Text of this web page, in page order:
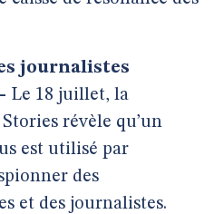
journalistes
Le 18 juillet, la
révèle qu’un
est utilisé par
des
et des journalistes.